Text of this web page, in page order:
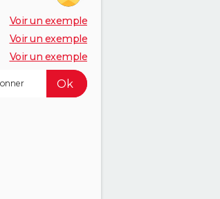
Voir un exemple
Voir un exemple
Voir un exemple